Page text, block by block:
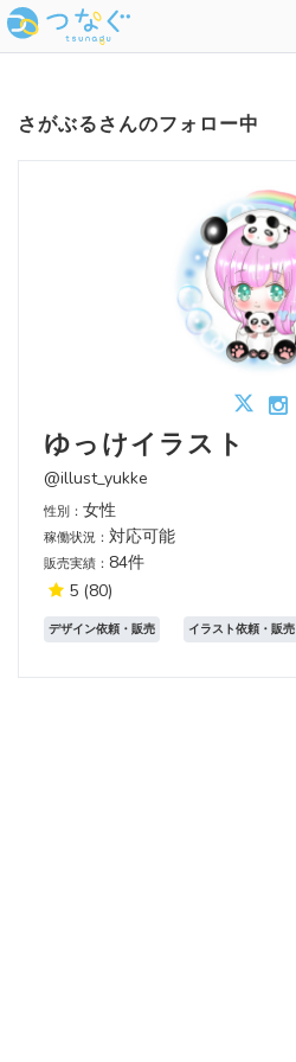
さがぶるさんのフォロー中
ゆっけイラスト
@illust_yukke
性別： 女性
稼働状況： 対応可能
販売実績： 84件
5 (80)
デザイン依頼・販売 イラスト依頼・販売